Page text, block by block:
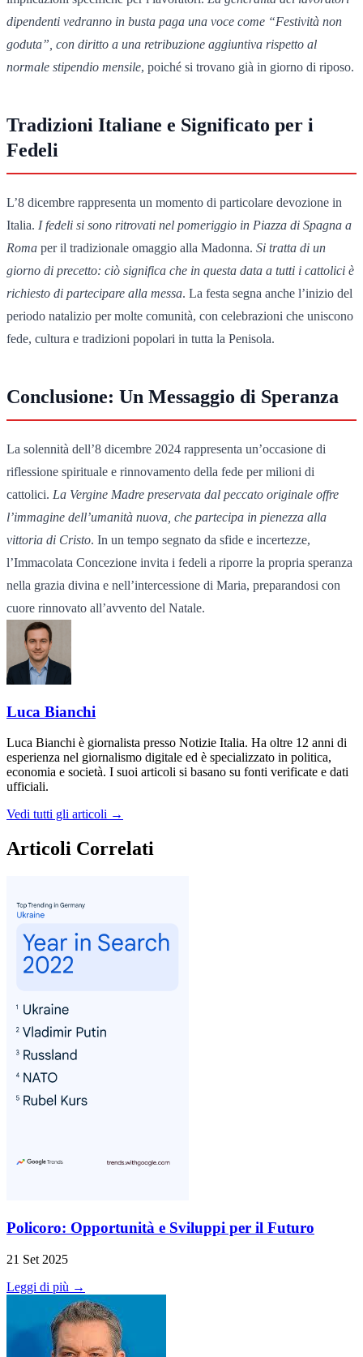
dipendenti vedranno in busta paga una voce come “Festività non
goduta”, con diritto a una retribuzione aggiuntiva rispetto al
normale stipendio mensile, poiché si trovano già in giorno di riposo.
Tradizioni Italiane e Significato per i
Fedeli
L’8 dicembre rappresenta un momento di particolare devozione in
Italia. I fedeli si sono ritrovati nel pomeriggio in Piazza di Spagna a
Roma per il tradizionale omaggio alla Madonna. Si tratta di un
giorno di precetto: ciò significa che in questa data a tutti i cattolici è
richiesto di partecipare alla messa. La festa segna anche l’inizio del
periodo natalizio per molte comunità, con celebrazioni che uniscono
fede, cultura e tradizioni popolari in tutta la Penisola.
Conclusione: Un Messaggio di Speranza
La solennità dell’8 dicembre 2024 rappresenta un’occasione di
riflessione spirituale e rinnovamento della fede per milioni di
cattolici. La Vergine Madre preservata dal peccato originale offre
l’immagine dell’umanità nuova, che partecipa in pienezza alla
vittoria di Cristo. In un tempo segnato da sfide e incertezze,
l’Immacolata Concezione invita i fedeli a riporre la propria speranza
nella grazia divina e nell’intercessione di Maria, preparandosi con
cuore rinnovato all’avvento del Natale.
Luca Bianchi
Luca Bianchi è giornalista presso Notizie Italia. Ha oltre 12 anni di
esperienza nel giornalismo digitale ed è specializzato in politica,
economia e società. I suoi articoli si basano su fonti verificate e dati
ufficiali.
Vedi tutti gli articoli →
Articoli Correlati
Policoro: Opportunità e Sviluppi per il Futuro
21 Set 2025
Leggi di più →